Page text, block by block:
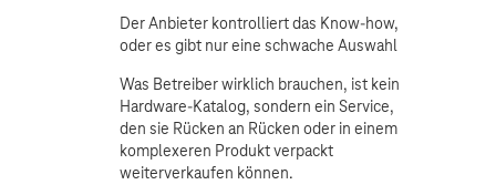
Der Anbieter kontrolliert das Know-how,
oder es gibt nur eine schwache Auswahl
Was Betreiber wirklich brauchen, ist kein
Hardware-Katalog, sondern ein Service,
den sie Rücken an Rücken oder in einem
komplexeren Produkt verpackt
weiterverkaufen können.